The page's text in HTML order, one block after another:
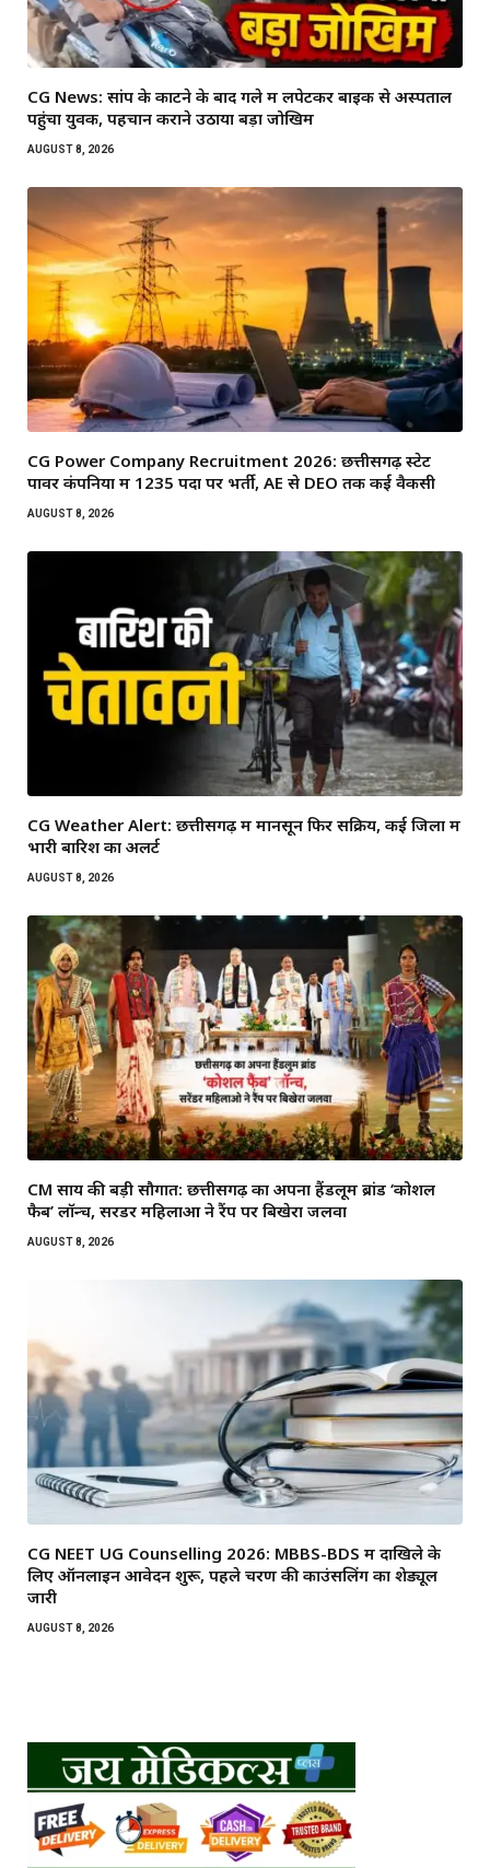
CG News: सांप के काटने के बाद गले में लपेटकर बाइक से अस्पताल
पहुंचा युवक, पहचान कराने उठाया बड़ा जोखिम
AUGUST 8, 2026
CG Power Company Recruitment 2026: छत्तीसगढ़ स्टेट
पावर कंपनियों में 1235 पदों पर भर्ती, AE से DEO तक कई वैकेंसी
AUGUST 8, 2026
CG Weather Alert: छत्तीसगढ़ में मानसून फिर सक्रिय, कई जिलों में
भारी बारिश का अलर्ट
AUGUST 8, 2026
CM साय की बड़ी सौगात: छत्तीसगढ़ का अपना हैंडलूम ब्रांड ‘कोशल
फैब’ लॉन्च, सरेंडर महिलाओं ने रैंप पर बिखेरा जलवा
AUGUST 8, 2026
CG NEET UG Counselling 2026: MBBS-BDS में दाखिले के
लिए ऑनलाइन आवेदन शुरू, पहले चरण की काउंसलिंग का शेड्यूल
जारी
AUGUST 8, 2026